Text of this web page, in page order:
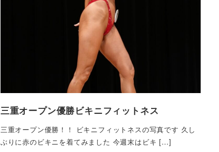
三重オープン優勝ビキニフィットネス
三重オープン優勝！！ ビキニフィットネスの写真です 久し
ぶりに赤のビキニを着てみました 今週末はビキ […]